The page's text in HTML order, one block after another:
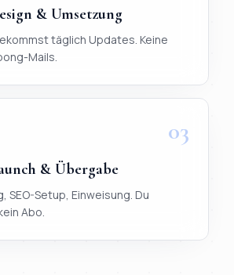
& Umsetzung
täglich Updates. Keine
Mails.
03
& Übergabe
SEO-Setup, Einweisung. Du
Abo.